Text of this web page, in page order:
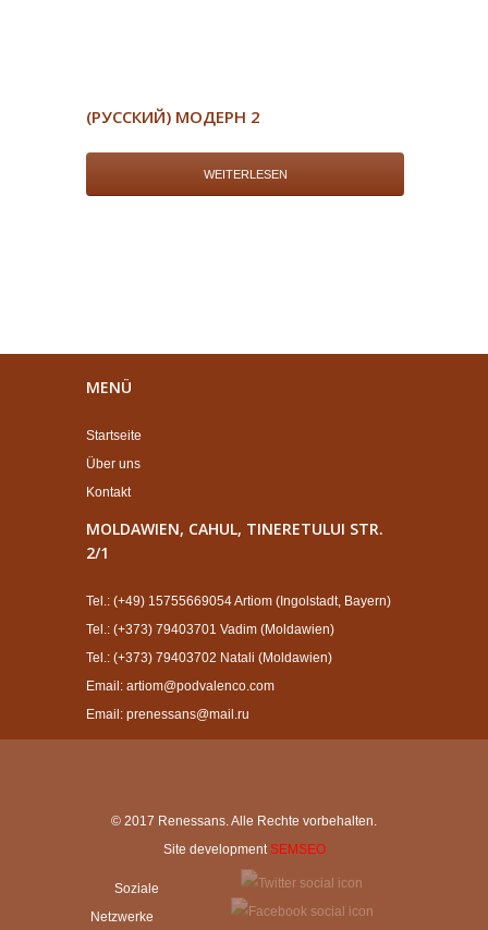
(РУССКИЙ) МОДЕРН 2
WEITERLESEN
MENÜ
Startseite
Über uns
Kontakt
MOLDAWIEN, CAHUL, TINERETULUI STR.
2/1
Tel.: (+49) 15755669054 Artiom (Ingolstadt, Bayern)
Tel.: (+373) 79403701 Vadim (Moldawien)
Tel.: (+373) 79403702 Natali (Moldawien)
Email: artiom@podvalenco.com
Email: prenessans@mail.ru
© 2017 Renessans. Alle Rechte vorbehalten.
Site development SEMSEO
Soziale
Netzwerke